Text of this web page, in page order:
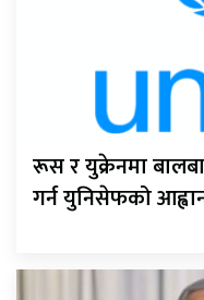
रूस र युक्रेनमा
गर्न युनिसेफको